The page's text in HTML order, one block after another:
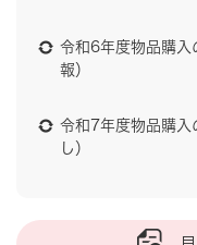
令和6年度物品購入
報）
令和7年度物品購入
し）